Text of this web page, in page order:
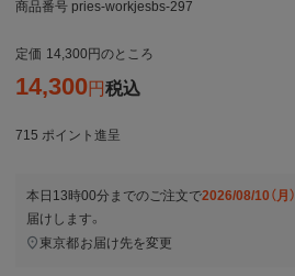
商品番号 pries-workjesbs-297
定価 14,300 のところ
14,300 税込
715 ポイント進呈
本日 13時00分 までのご注文で2026/08/10（月）
届けします。
東京都お届け先を変更